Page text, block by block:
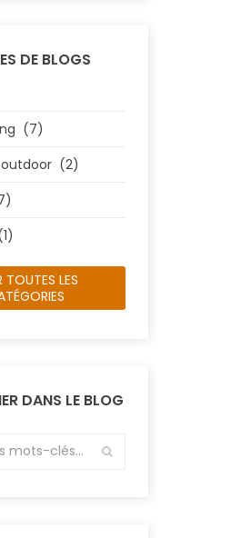
DE BLOGS
(7)
outdoor (2)
TOUTES LES
DANS LE BLOG